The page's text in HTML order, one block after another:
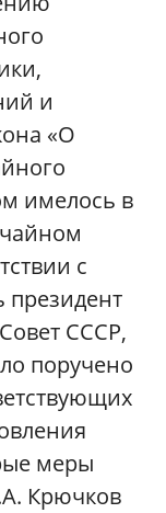
и
«О
имелось в
с
президент
СССР,
поручено
меры
Крючков